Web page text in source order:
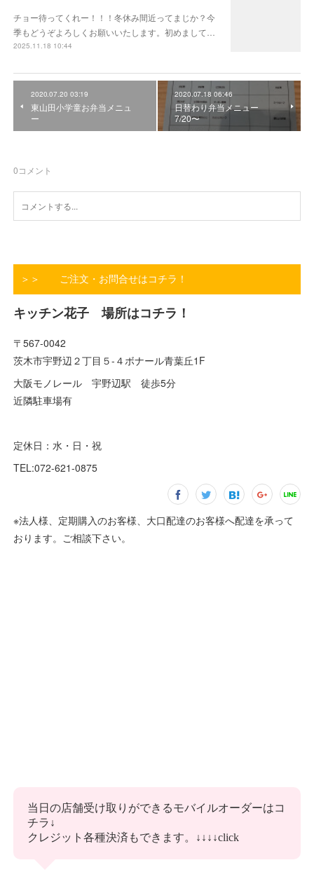
チョー待ってくれー！！！冬休み間近ってまじか？今
季もどうぞよろしくお願いいたします。初めまして…
2025.11.18 10:44
2020.07.20 03:19
東山田小学童お弁当メニュ
ー
2020.07.18 06:46
日替わり弁当メニュー
7/20〜
0コメント
＞＞ ご注文・お問合せはコチラ！
キッチン花子 場所はコチラ！
〒567-0042
茨木市宇野辺２丁目５-４ボナール青葉丘1F
大阪モノレール 宇野辺駅 徒歩5分
近隣駐車場有
定休日：水・日・祝
TEL:072-621-0875
※法人様、定期購入のお客様、大口配達のお客様へ配達を承って
おります。ご相談下さい。